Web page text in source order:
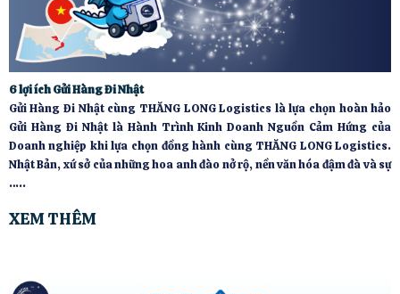
6 lợi ích Gửi Hàng Đi Nhật
Gửi Hàng Đi Nhật cùng THĂNG LONG Logistics là lựa chọn hoàn hảo
Gửi Hàng Đi Nhật là Hành Trình Kinh Doanh Nguồn Cảm Hứng của
Doanh nghiệp khi lựa chọn đồng hành cùng THĂNG LONG Logistics.
Nhật Bản, xứ sở của những hoa anh đào nở rộ, nền văn hóa đậm đà và sự
…..
XEM THÊM